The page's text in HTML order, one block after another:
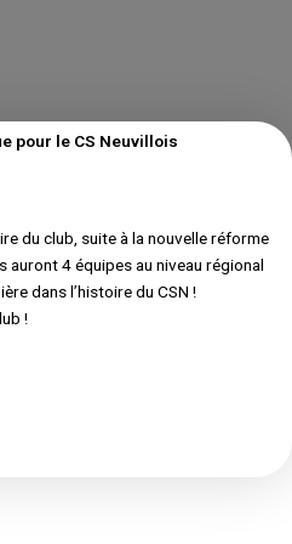
pour le CS Neuvillois
du club, suite à la nouvelle réforme
auront 4 équipes au niveau régional
dans l’histoire du CSN !
!